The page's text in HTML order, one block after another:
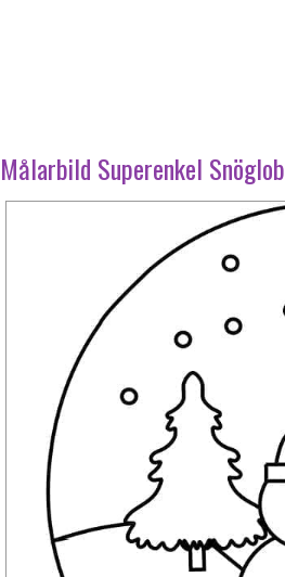
Målarbild Superenkel Snöglob